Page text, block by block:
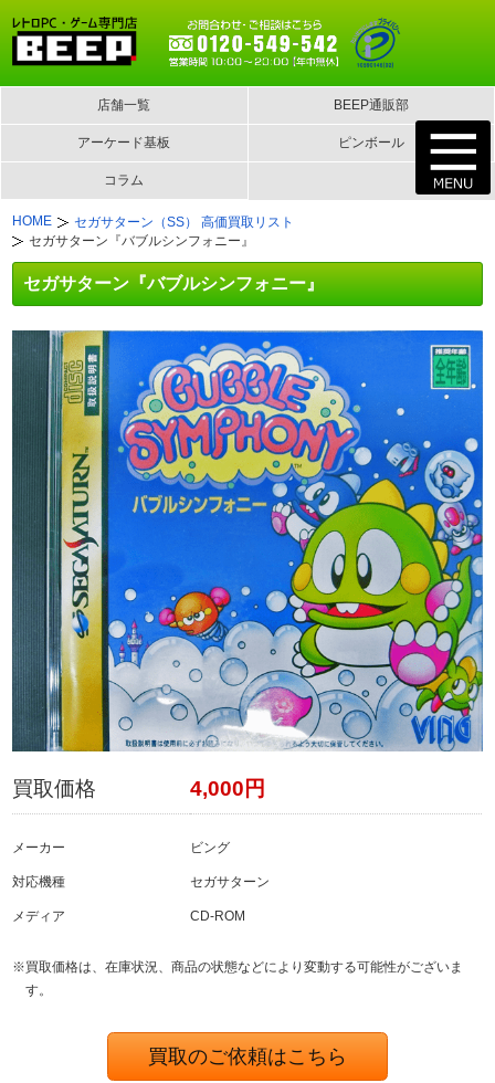
店舗一覧 BEEP通販部
アーケード基板 ピンボール
コラム
HOME
セガサターン（SS） 高価買取リスト
セガサターン『バブルシンフォニー』
セガサターン『バブルシンフォニー』
買取価格 4,000円
メーカー ビング
対応機種 セガサターン
メディア CD-ROM
※買取価格は、在庫状況、商品の状態などにより変動する可能性がございま
す。
買取のご依頼はこちら